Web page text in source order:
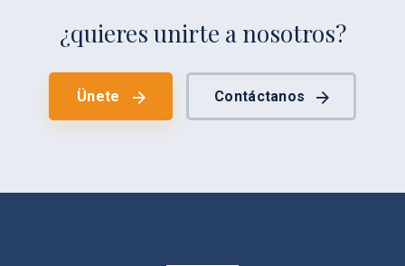
¿quieres unirte a nosotros?
Ünete Contáctanos